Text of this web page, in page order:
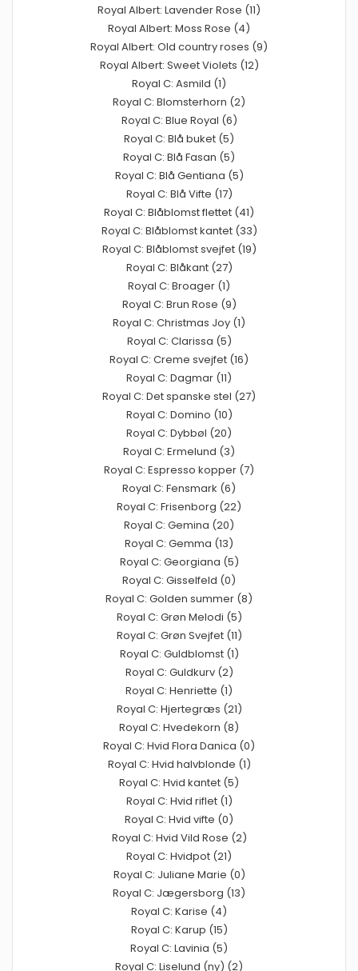
Royal Albert: Lavender Rose (11)
Royal Albert: Moss Rose (4)
Royal Albert: Old country roses (9)
Royal Albert: Sweet Violets (12)
Royal C: Asmild (1)
Royal C: Blomsterhorn (2)
Royal C: Blue Royal (6)
Royal C: Blå buket (5)
Royal C: Blå Fasan (5)
Royal C: Blå Gentiana (5)
Royal C: Blå Vifte (17)
Royal C: Blåblomst flettet (41)
Royal C: Blåblomst kantet (33)
Royal C: Blåblomst svejfet (19)
Royal C: Blåkant (27)
Royal C: Broager (1)
Royal C: Brun Rose (9)
Royal C: Christmas Joy (1)
Royal C: Clarissa (5)
Royal C: Creme svejfet (16)
Royal C: Dagmar (11)
Royal C: Det spanske stel (27)
Royal C: Domino (10)
Royal C: Dybbøl (20)
Royal C: Ermelund (3)
Royal C: Espresso kopper (7)
Royal C: Fensmark (6)
Royal C: Frisenborg (22)
Royal C: Gemina (20)
Royal C: Gemma (13)
Royal C: Georgiana (5)
Royal C: Gisselfeld (0)
Royal C: Golden summer (8)
Royal C: Grøn Melodi (5)
Royal C: Grøn Svejfet (11)
Royal C: Guldblomst (1)
Royal C: Guldkurv (2)
Royal C: Henriette (1)
Royal C: Hjertegræs (21)
Royal C: Hvedekorn (8)
Royal C: Hvid Flora Danica (0)
Royal C: Hvid halvblonde (1)
Royal C: Hvid kantet (5)
Royal C: Hvid riflet (1)
Royal C: Hvid vifte (0)
Royal C: Hvid Vild Rose (2)
Royal C: Hvidpot (21)
Royal C: Juliane Marie (0)
Royal C: Jægersborg (13)
Royal C: Karise (4)
Royal C: Karup (15)
Royal C: Lavinia (5)
Royal C: Liselund (ny) (2)